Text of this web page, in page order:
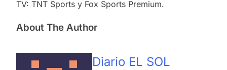
TV: TNT Sports y Fox Sports Premium.
About The Author
Diario EL SOL